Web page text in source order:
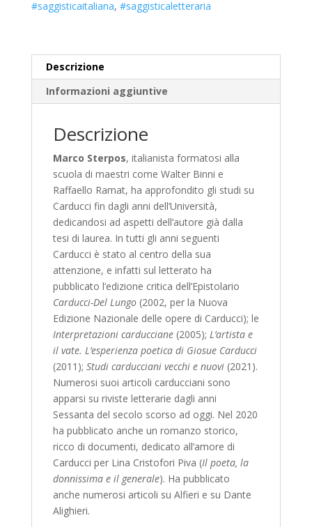
#saggisticaitaliana, #saggisticaletteraria
Descrizione
Informazioni aggiuntive
Descrizione
Marco Sterpos, italianista formatosi alla
scuola di maestri come Walter Binni e
Raffaello Ramat, ha approfondito gli studi su
Carducci fin dagli anni dell’Università,
dedicandosi ad aspetti dell’autore già dalla
tesi di laurea. In tutti gli anni seguenti
Carducci è stato al centro della sua
attenzione, e infatti sul letterato ha
pubblicato l’edizione critica dell’Epistolario
Carducci-Del Lungo(2002, per la Nuova
Edizione Nazionale delle opere di Carducci); le
Interpretazioni carducciane(2005); L’artista e
il vate. L’esperienza poetica di Giosue Carducci
(2011); Studi carducciani vecchi e nuovi(2021).
Numerosi suoi articoli carducciani sono
apparsi su riviste letterarie dagli anni
Sessanta del secolo scorso ad oggi. Nel 2020
ha pubblicato anche un romanzo storico,
ricco di documenti, dedicato all’amore di
Carducci per Lina Cristofori Piva (Il poeta, la
donnissima e il generale). Ha pubblicato
anche numerosi articoli su Alfieri e su Dante
Alighieri.